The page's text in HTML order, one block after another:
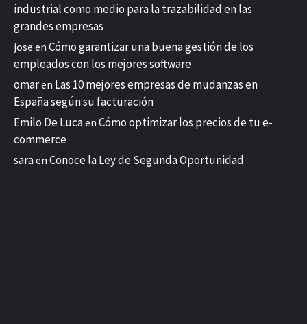
industrial como medio para la trazabilidad en las
grandes empresas
jose en Cómo garantizar una buena gestión de los
empleados con los mejores software
omaren Las 10 mejores empresas de mudanzas en
España según su facturación
Emilo De Lucaen Cómo optimizar los precios de tu e-
commerce
saraen Conoce la Ley de Segunda Oportunidad